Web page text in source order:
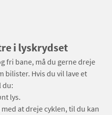
i lyskrydset
fri bane, må du gerne dreje
bilister. Hvis du vil lave et
du:
lys.
at dreje cyklen, til du kan